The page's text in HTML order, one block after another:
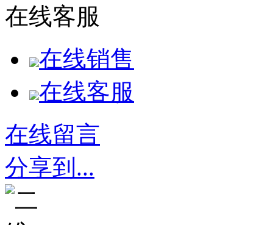
在线客服
在线销售
在线客服
在线留言
分享到...